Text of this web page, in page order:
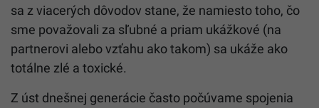
sa z viacerých dôvodov stane, že namiesto toho, čo
sme považovali za sľubné a priam ukážkové (na
partnerovi alebo vzťahu ako takom) sa ukáže ako
totálne zlé a toxické.
Z úst dnešnej generácie často počúvame spojenia